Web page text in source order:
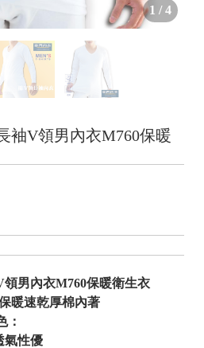
1 /4
袖V領男內衣M760保暖
領男內衣M760保暖衛生衣
暖速乾厚棉內著
：
氣性優